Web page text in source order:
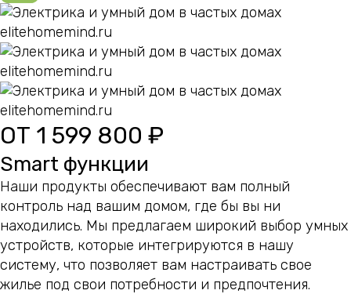
ОТ 1 599 800 ₽
Smart функции
Наши продукты обеспечивают вам полный
контроль над вашим домом, где бы вы ни
находились. Мы предлагаем широкий выбор умных
устройств, которые интегрируются в нашу
систему, что позволяет вам настраивать свое
жилье под свои потребности и предпочтения.